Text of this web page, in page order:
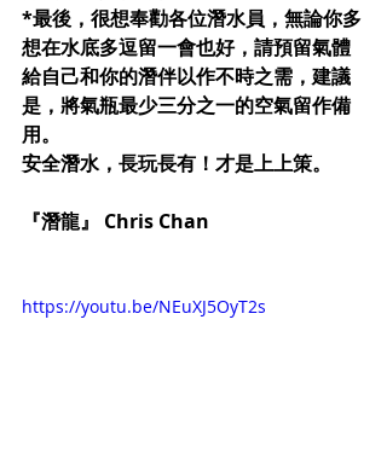
*最後，很想奉勸各位潛水員，無論你多
想在水底多逗留一會也好，請預留氣體
給自己和你的潛伴以作不時之需，建議
是，將氣瓶最少三分之一的空氣留作備
用。
安全潛水，長玩長有！才是上上策。
『潛龍』 Chris Chan
https://youtu.be/NEuXJ5OyT2s